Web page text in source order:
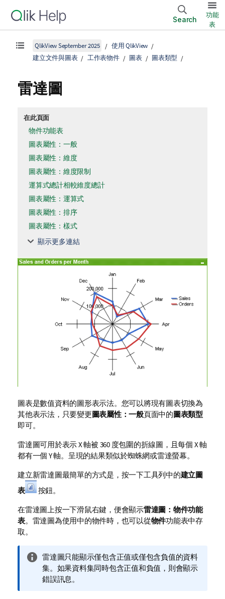
Search
功能
表
QlikView September 2025
使用 QlikView
建立文件與圖表
工作表物件 圖表 圖表類型
雷達圖
在此頁面
物件功能表
圖表屬性：一般
圖表屬性：維度
圖表屬性：維度限制
運算式總計相較維度總計
圖表屬性：運算式
圖表屬性：排序
圖表屬性：樣式
顯示更多連結
圖表是數值資料的圖形表示法。您可以將現有圖表切換為
其他表示法，只要變更圖表屬性：一般頁面中的圖表類型
即可。
雷達圖可用於表示 X 軸被 360 度包圍的折線圖，且每個 X 軸
都有一個 Y 軸。呈現的結果類似於蜘蛛網或雷達螢幕。
建立新雷達圖最簡單的方式是，按一下工具列中的建立圖
表
按鈕。
在雷達圖上按一下滑鼠右鍵，便會顯示雷達圖：物件功能
表。雷達圖為使用中的物件時，也可以從物件功能表中存
取。
資
訊
備
雷達圖只能顯示僅包含正值或僅包含負值的資料
集。如果資料集同時包含正值和負值，則會顯示
錯誤訊息。